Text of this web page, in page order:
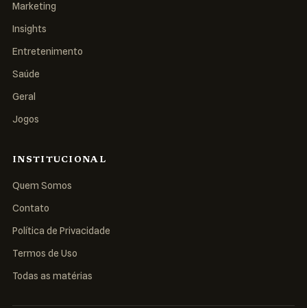
Marketing
Insights
Entretenimento
Saúde
Geral
Jogos
INSTITUCIONAL
Quem Somos
Contato
Política de Privacidade
Termos de Uso
Todas as matérias